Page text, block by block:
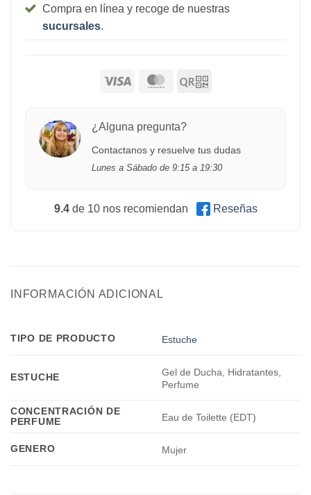
Compra en línea y recoge de nuestras
sucursales.
¿Alguna pregunta?
Contactanos y resuelve tus dudas
Lunes a Sábado de 9:15 a 19:30
9.4de 10 nos recomiendan Reseñas
INFORMACIÓN ADICIONAL
TIPO DE PRODUCTO Estuche
ESTUCHE
Gel de Ducha, Hidratantes,
Perfume
CONCENTRACIÓN DE
PERFUME
Eau de Toilette (EDT)
GENERO Mujer